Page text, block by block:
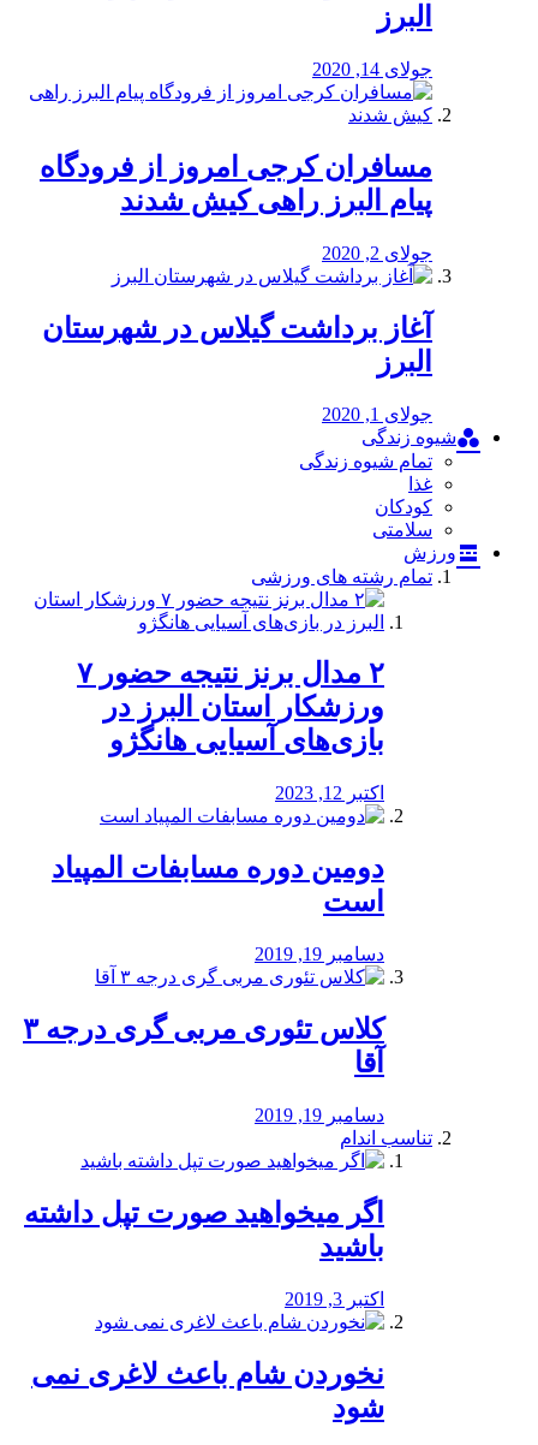
البرز
جولای 14, 2020
مسافران کرجی امروز از فرودگاه
پیام البرز راهی کیش شدند
جولای 2, 2020
آغاز برداشت گیلاس در شهرستان
البرز
جولای 1, 2020
شیوه زندگی
تمام شیوه زندگی
غذا
کودکان
سلامتی
ورزش
تمام رشته های ورزشی
۲ مدال برنز نتیجه حضور ۷
ورزشکار استان البرز در
بازی‌های آسیایی هانگژو
اکتبر 12, 2023
دومین دوره مسابفات المپیاد
است
دسامبر 19, 2019
کلاس تئوری مربی گری درجه ۳
آقا
دسامبر 19, 2019
تناسب اندام
اگر میخواهید صورت تپل داشته
باشید
اکتبر 3, 2019
نخوردن شام باعث لاغری نمی
‌شود